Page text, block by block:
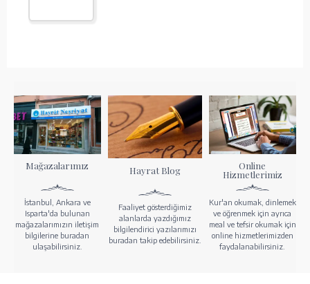
Mağazalarımız
İstanbul, Ankara ve
Isparta'da bulunan
mağazalarımızın iletişim
bilgilerine buradan
ulaşabilirsiniz.
Hayrat Blog
Faaliyet gösterdiğimiz
alanlarda yazdığımız
bilgilendirici yazılarımızı
buradan takip edebilirsiniz.
Online
Hizmetlerimiz
Kur'an okumak, dinlemek
ve öğrenmek için ayrıca
meal ve tefsir okumak için
online hizmetlerimizden
faydalanabilirsiniz.